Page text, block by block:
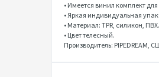
• Имеется винил комплект
• Яркая индивидуальная
• Материал: TPR, силикон, ПВХ.
• Цвет телесный.
Производитель: PIPEDREAM,